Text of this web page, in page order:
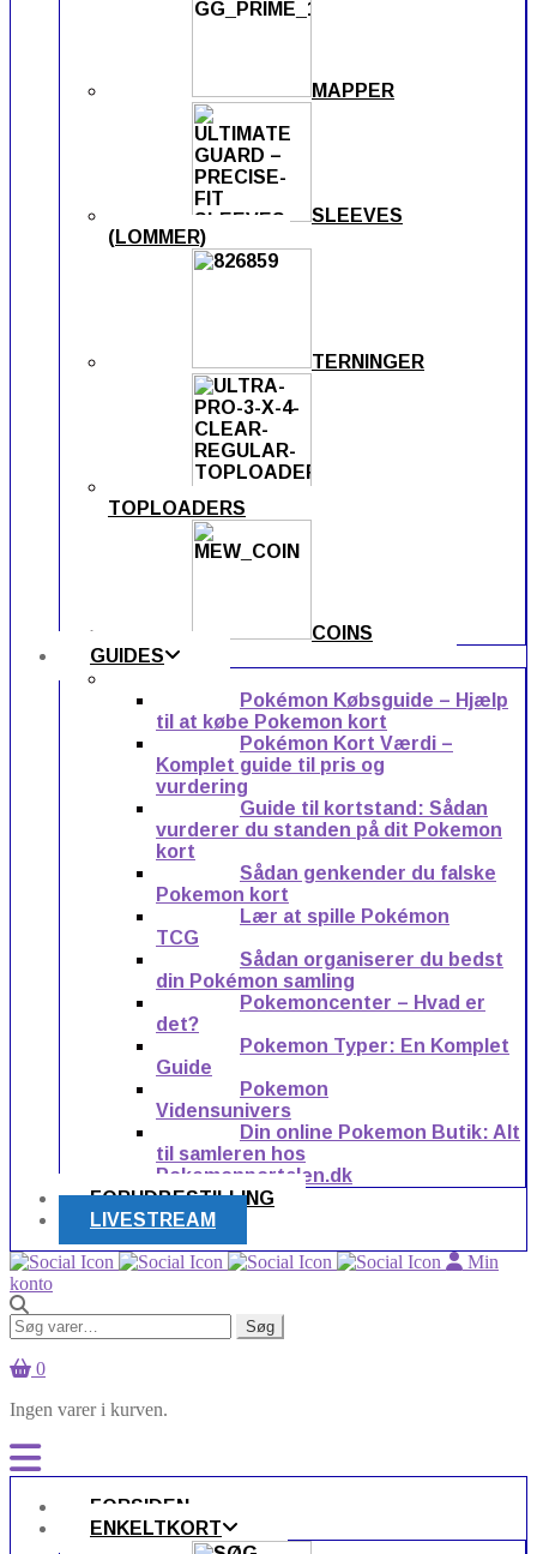
MAPPER
SLEEVES
(LOMMER)
TERNINGER
TOPLOADERS
COINS
GUIDES
Pokémon Købsguide – Hjælp
til at købe Pokemon kort
Pokémon Kort Værdi –
Komplet guide til pris og
vurdering
Guide til kortstand: Sådan
vurderer du standen på dit Pokemon
kort
Sådan genkender du falske
Pokemon kort
Lær at spille Pokémon
TCG
Sådan organiserer du bedst
din Pokémon samling
Pokemoncenter – Hvad er
det?
Pokemon Typer: En Komplet
Guide
Pokemon
Vidensunivers
Din online Pokemon Butik: Alt
til samleren hos
Pokemonportalen.dk
FORUDBESTILLING
LIVESTREAM
Min
konto
Søg
efter:
Søg
0
Ingen varer i kurven.
FORSIDEN
ENKELTKORT